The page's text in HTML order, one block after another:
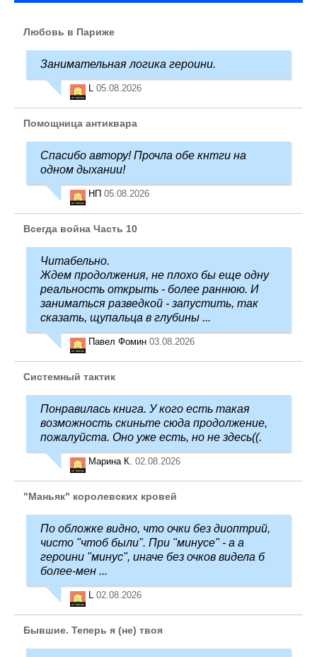
Любовь в Париже
Занимательная логика героини.
L 05.08.2026
Помощница антиквара
Спасибо автору! Прочла обе кнтги на
одном дыхании!
НП 05.08.2026
Всегда война Часть 10
Читабельно.
Ждем продолжения, не плохо бы еще одну
реальность открыть - более раннюю. И
заниматься разведкой - запустить, так
сказать, щупальца в глубины ...
Павел Фомин 03.08.2026
Системный тактик
Понравилась книга. У кого есть такая
возможность скиньте сюда продолжение,
пожалуйста. Оно уже есть, но не здесь((.
Марина К. 02.08.2026
"Маньяк" королевских кровей
По обложке видно, что очки без диоптрий,
чисто "чтоб были". При "минусе" - а а
героини "минус", иначе без очков видела б
более-мен ...
L 02.08.2026
Бывшие. Теперь я (не) твоя